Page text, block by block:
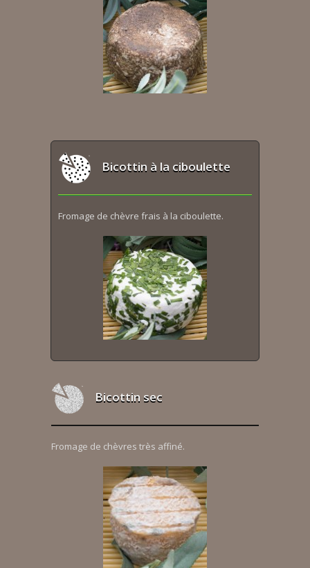
Bicottin à la ciboulette
Fromage de chèvre frais à la ciboulette.
Bicottin sec
Fromage de chèvres très affiné.